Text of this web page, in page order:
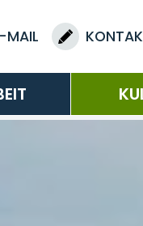
MAIL